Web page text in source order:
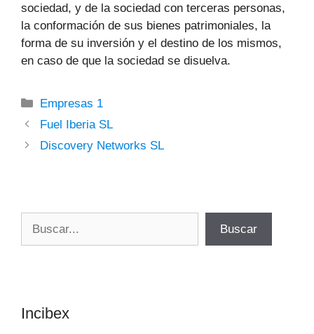
sociedad, y de la sociedad con terceras personas,
la conformación de sus bienes patrimoniales, la
forma de su inversión y el destino de los mismos,
en caso de que la sociedad se disuelva.
Categorías
Empresas 1
Fuel Iberia SL
Discovery Networks SL
Buscar
Incibex